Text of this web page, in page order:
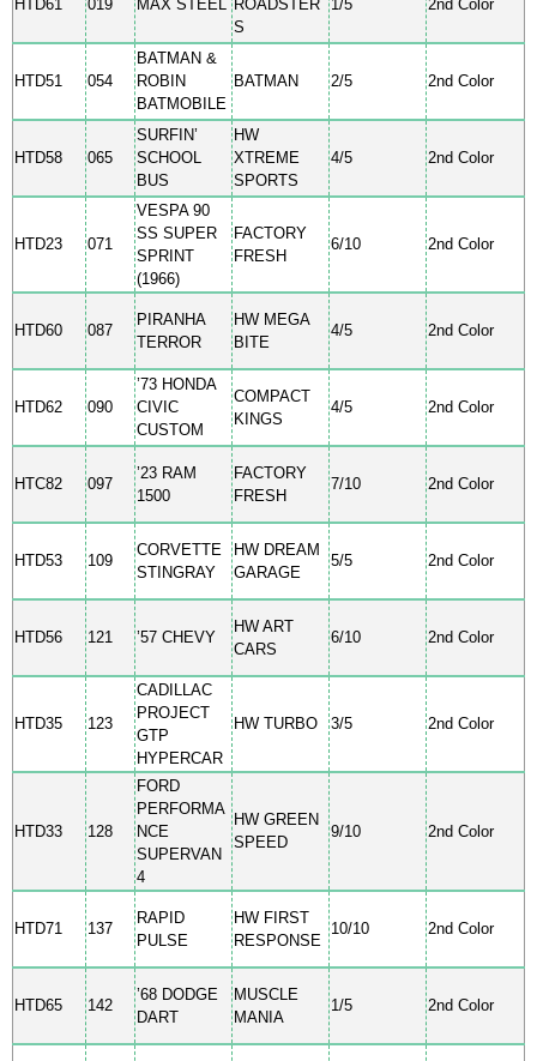
HTD61 019 MAX STEEL ROADSTER
S
1/5 2nd Color
HTD51 054
BATMAN &
ROBIN
BATMOBILE
BATMAN 2/5 2nd Color
HTD58 065
SURFIN’
SCHOOL
BUS
HW
XTREME
SPORTS
4/5 2nd Color
HTD23 071
VESPA 90
SS SUPER
SPRINT
(1966)
FACTORY
FRESH
6/10 2nd Color
HTD60 087
PIRANHA
TERROR
HW MEGA
BITE
4/5 2nd Color
HTD62 090
’73 HONDA
CIVIC
CUSTOM
COMPACT
KINGS
4/5 2nd Color
HTC82 097
’23 RAM
1500
FACTORY
FRESH
7/10 2nd Color
HTD53 109
CORVETTE
STINGRAY
HW DREAM
GARAGE
5/5 2nd Color
HTD56 121 ’57 CHEVY
HW ART
CARS
6/10 2nd Color
HTD35 123
CADILLAC
PROJECT
GTP
HYPERCAR
HW TURBO 3/5 2nd Color
HTD33 128
FORD
PERFORMA
NCE
SUPERVAN
4
HW GREEN
SPEED
9/10 2nd Color
HTD71 137
RAPID
PULSE
HW FIRST
RESPONSE
10/10 2nd Color
HTD65 142
’68 DODGE
DART
MUSCLE
MANIA
1/5 2nd Color